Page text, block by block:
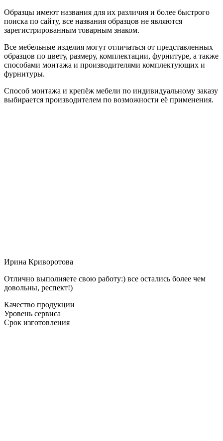
Образцы имеют названия для их различия и более быстрого
поиска по сайту, все названия образцов не являются
зарегистрированным товарным знаком.
Все мебельные изделия могут отличаться от представленных
образцов по цвету, размеру, комплектации, фурнитуре, а также
способами монтажа и производителями комплектующих и
фурнитуры.
Способ монтажа и крепёж мебели по индивидуальному заказу
выбирается производителем по возможности её применения.
Ирина Криворотова
Отлично выполняете свою работу:) все остались более чем
довольны, респект!)
Качество продукции
Уровень сервиса
Срок изготовления